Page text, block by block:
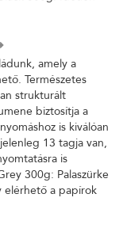
amely a
Természetes
strukturált
biztosítja a
is kiválóan
13 tagja van,
is
300g: Palaszürke
elérhető a papírok